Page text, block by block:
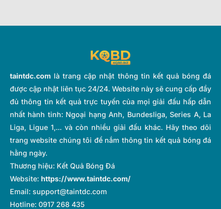
taintdc.com là trang cập nhật thông tin kết quả bóng đá
được cập nhật liên tục 24/24. Website này sẽ cung cấp đầy
đủ thông tin kết quả trực tuyến của mọi giải đấu hấp dẫn
nhất hành tinh: Ngoại hạng Anh, Bundesliga, Series A, La
Liga, Ligue 1,... và còn nhiều giải đấu khác. Hãy theo dõi
trang website chúng tôi để nắm thông tin kết quả bóng đá
hằng ngày.
Thương hiệu: Kết Quả Bóng Đá
Website: https://www.taintdc.com/
Email: support@taintdc.com
Hotline: 0917 268 435